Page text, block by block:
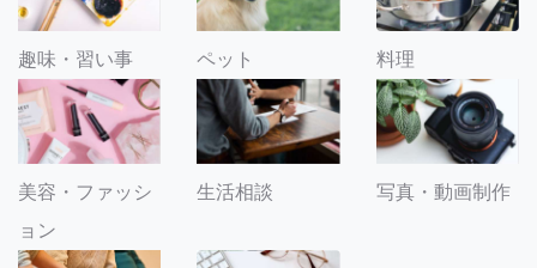
趣味・習い事 ペット 料理
美容・ファッシ
ョン
生活相談 写真・動画制作